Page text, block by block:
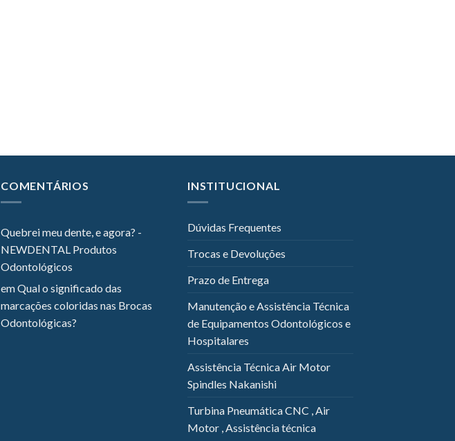
COMENTÁRIOS
Quebrei meu dente, e agora? -
NEWDENTAL Produtos
Odontológicos
emQual o significado das
marcações coloridas nas Brocas
Odontológicas?
INSTITUCIONAL
Dúvidas Frequentes
Trocas e Devoluções
Prazo de Entrega
Manutenção e Assistência Técnica
de Equipamentos Odontológicos e
Hospitalares
Assistência Técnica Air Motor
Spindles Nakanishi
Turbina Pneumática CNC , Air
Motor , Assistência técnica